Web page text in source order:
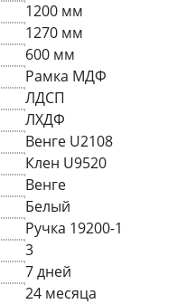
1200 мм
1270 мм
600 мм
Рамка МДФ
ЛДСП
ЛХДФ
Венге U2108
Клен U9520
Венге
Белый
Ручка 19200-1
3
7 дней
24 месяца